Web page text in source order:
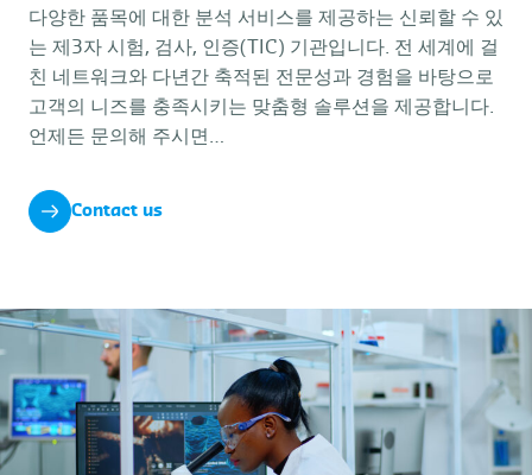
다양한 품목에 대한 분석 서비스를 제공하는 신뢰할 수 있
는 제3자 시험, 검사, 인증(TIC) 기관입니다. 전 세계에 걸
친 네트워크와 다년간 축적된 전문성과 경험을 바탕으로
고객의 니즈를 충족시키는 맞춤형 솔루션을 제공합니다.
언제든 문의해 주시면…
Contact us